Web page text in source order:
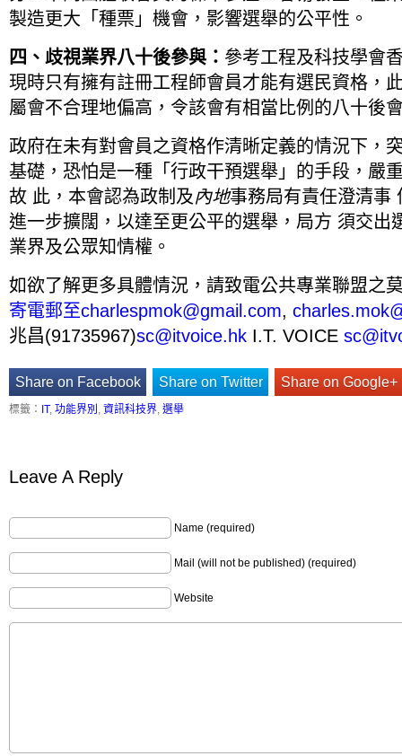
製造更大「種票」機會，影響選舉的公平性。
四、歧視業界八十後參與： 參考工程及科技學會
現時只有擁有註冊工程師會員才能有選民資格，
屬會不合理地偏高，令該會有相當比例的八十後
政府在未有對會員之資格作清晰定義的情況下，
基礎，恐怕是一種「行政干預選舉」的手段，嚴
故 此，本會認為政制及內地事務局有責任澄清事
進一步擴闊，以達至更公平的選舉，局方 須交出
業界及公眾知情權。
如欲了解更多具體情況，請致電公共專業聯盟之
寄電郵至charlespmok@gmail.com,
兆昌(91735967)sc@itvoice.hk I.T. VOICE
Share on Facebook Share on Twitter Share on Google+
標籤： IT, 功能界別 , 資訊科技界, 選舉
Leave A Reply
Name (required)
Mail (will not be published) (required)
Website